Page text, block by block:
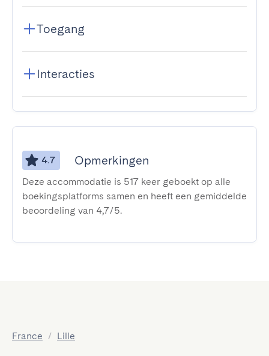
Toegang
Interacties
4.7 Opmerkingen
Deze accommodatie is 517 keer geboekt op alle
boekingsplatforms samen en heeft een gemiddelde
beoordeling van 4,7/5.
France / Lille